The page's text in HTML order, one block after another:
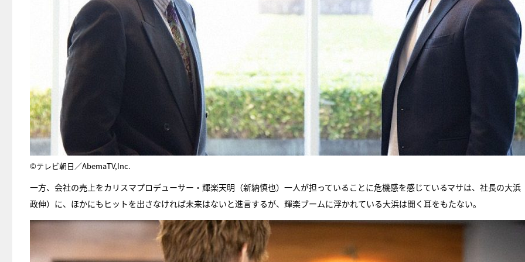
©テレビ朝日／AbemaTV,Inc.
一方、会社の売上をカリスマプロデューサー・輝楽天明（新納慎也）一人が担っていることに危機感を感じているマサは、社長の大浜
政伸）に、ほかにもヒットを出さなければ未来はないと進言するが、輝楽ブームに浮かれている大浜は聞く耳をもたない。